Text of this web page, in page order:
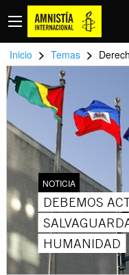
Inicio > Temas >
NOTICIA
DEBEMOS
HUMANIDAD